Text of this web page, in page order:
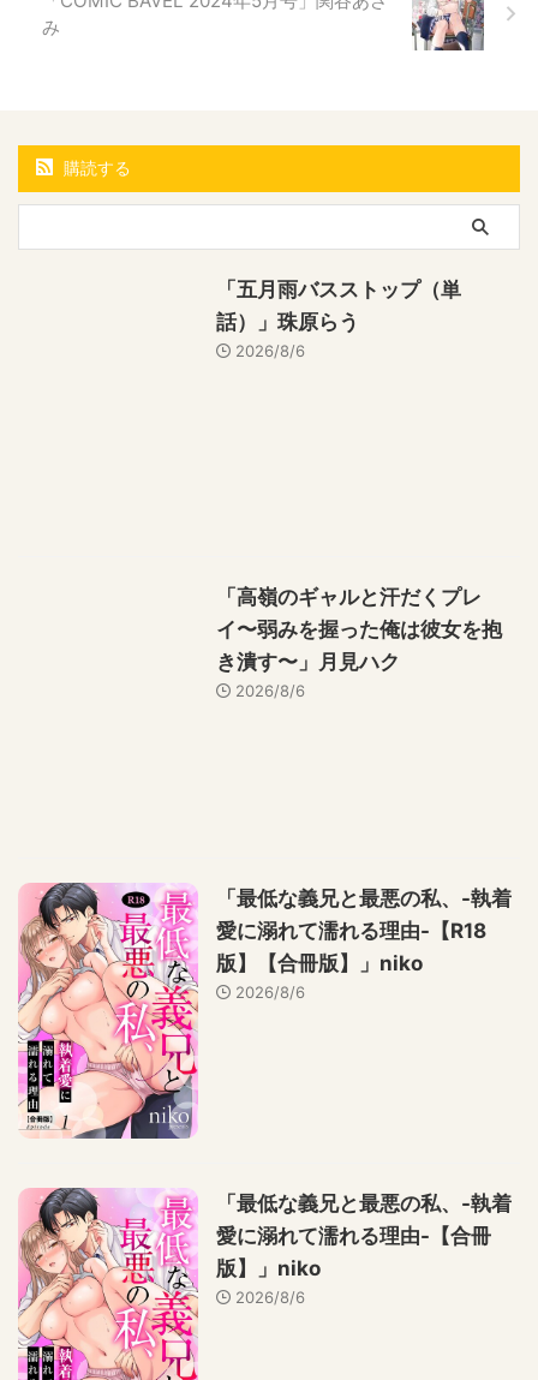
み
購読する
「五月雨バスストップ（単
話）」珠原らう
2026/8/6
「高嶺のギャルと汗だくプレ
イ〜弱みを握った俺は彼女を抱
き潰す〜」月見ハク
2026/8/6
「最低な義兄と最悪の私、-執着
愛に溺れて濡れる理由-【R18
版】【合冊版】」niko
2026/8/6
「最低な義兄と最悪の私、-執着
愛に溺れて濡れる理由-【合冊
版】」niko
2026/8/6